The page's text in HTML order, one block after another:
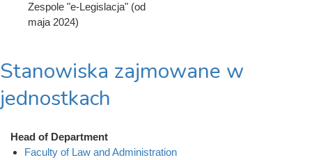
Zespole "e-Legislacja" (od
maja 2024)
Stanowiska zajmowane w
jednostkach
Head of Department
Faculty of Law and Administration